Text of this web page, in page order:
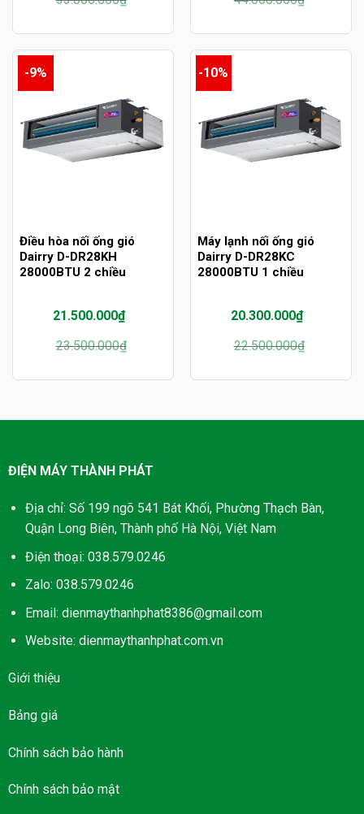
gốc
33.000.000₫.
hiện
là:
31.700.000₫.
gốc
44.000.000₫.
hiện
là:
41.700.000₫.
-9%
Điều hòa nối ống gió
Dairry D-DR28KH
28000BTU 2 chiều
23.500.000₫
Giá
gốc
23.500.000₫.
21.500.000₫
Giá
hiện
là:
-10%
Máy lạnh nối ống gió
Dairry D-DR28KC
28000BTU 1 chiều
22.500.000₫
Giá
gốc
22.500.000₫.
20.300.000₫
Giá
hiện
là:
ĐIỆN MÁY THÀNH PHÁT
Địa chỉ: Số 199 ngõ 541 Bát Khối, Phường Thạch Bàn,
Quận Long Biên, Thành phố Hà Nội, Việt Nam
Điện thoại: 038.579.0246
Zalo: 038.579.0246
Email: dienmaythanhphat8386@gmail.com
Website: dienmaythanhphat.com.vn
Giới thiệu
Bảng giá
Chính sách bảo hành
Chính sách bảo mật